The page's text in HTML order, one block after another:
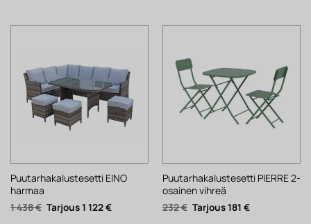
Puutarhakalustesetti EINO
harmaa
1 438€ Alkuperäinen
hinta
1 122€Nykyinen
Puutarhakalustesetti PIERRE 2-
osainen vihreä
232€ Alkuperäinen
hinta
181 €Nykyinen